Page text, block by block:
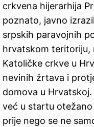
crkvena hijerarhija
poznato, javno
srpskih paravojnih
hrvatskom teritoriju,
Katoličke crkve u
nevinih žrtava i
domova u
već u startu
prije nego se ne